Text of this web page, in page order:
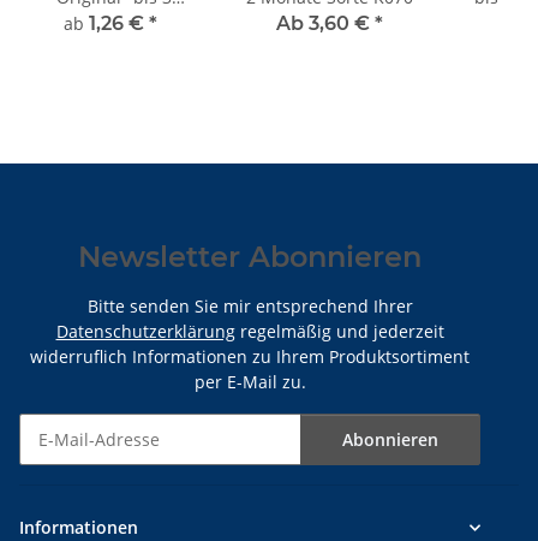
Monate Sorte K055
ab 1,26 € *
Ab 3,60 € *
Newsletter Abonnieren
Bitte senden Sie mir entsprechend Ihrer
Datenschutzerklärungregelmäßig und jederzeit
widerruflich Informationen zu Ihrem Produktsortiment
per E-Mail zu.
Abonnieren
Informationen